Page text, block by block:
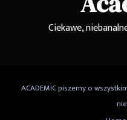
Ciekawe,
ACADEMIC piszemy o